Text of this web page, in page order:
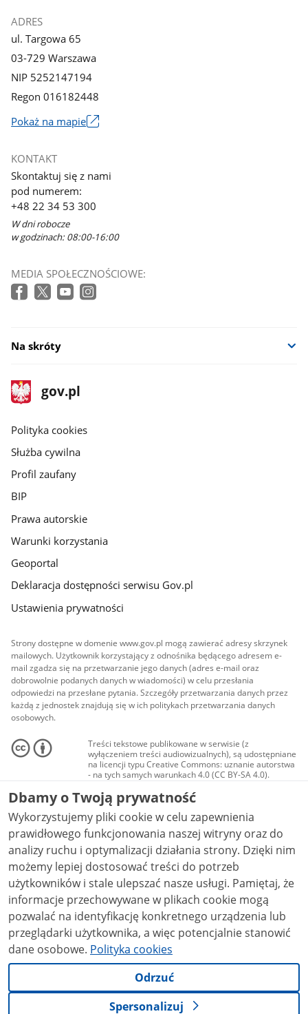
ADRES
ul. Targowa 65
03-729 Warszawa
NIP 5252147194
Regon 016182448
Pokaż na mapie
się
w
nowym
oknie
KONTAKT
Skontaktuj się z nami
pod numerem:
+48 22 34 53 300
W dni robocze
w godzinach: 08:00-16:00
MEDIA SPOŁECZNOŚCIOWE:
Na skróty
stopka
gov.pl
Strona
gov.pl
gov.pl
Polityka cookies
Służba cywilna
Profil zaufany
BIP
Prawa autorskie
Warunki korzystania
Geoportal
Deklaracja dostępności serwisu Gov.pl
Ustawienia prywatności
Strony dostępne w domenie www.gov.pl mogą zawierać adresy skrzynek
mailowych. Użytkownik korzystający z odnośnika będącego adresem e-
mail zgadza się na przetwarzanie jego danych (adres e-mail oraz
dobrowolnie podanych danych w wiadomości) w celu przesłania
odpowiedzi na przesłane pytania. Szczegóły przetwarzania danych przez
każdą z jednostek znajdują się w ich politykach przetwarzania danych
osobowych.
Treści tekstowe publikowane w serwisie (z
wyłączeniem treści audiowizualnych), są udostępniane
na licencji typu Creative Commons: uznanie autorstwa
- na tych samych warunkach 4.0 (CC BY-SA 4.0).
Materiały audiowizualne, w tym zdjęcia, materiały
audio i wideo, są udostępniane na licencji typu
Creative Commons: uznanie autorstwa użycie
niekomercyjne - bez utworów zależnych 4.0 (CC BY-
NC-ND 4.0), o ile nie jest to stwierdzone inaczej.
Dbamy o Twoją prywatność
Wykorzystujemy pliki cookie w celu zapewnienia
prawidłowego funkcjonowania naszej witryny oraz do
analizy ruchu i optymalizacji działania strony. Dzięki nim
możemy lepiej dostosować treści do potrzeb
użytkowników i stale ulepszać nasze usługi. Pamiętaj, że
informacje przechowywane w plikach cookie mogą
pozwalać na identyfikację konkretnego urządzenia lub
przeglądarki użytkownika, a więc potencjalnie stanowić
dane osobowe. Polityka cookies
Odrzuć
Spersonalizuj